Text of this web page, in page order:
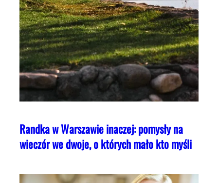
Randka w Warszawie inaczej: pomysły na
wieczór we dwoje, o których mało kto myśli